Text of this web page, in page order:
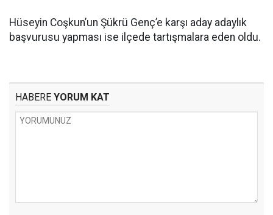
Hüseyin Coşkun’un Şükrü Genç’e karşı aday adaylık
başvurusu yapması ise ilçede tartışmalara eden oldu.
HABERE YORUM KAT